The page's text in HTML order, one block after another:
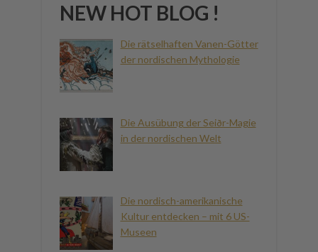
NEW HOT BLOG !
Die rätselhaften Vanen-Götter
der nordischen Mythologie
Die Ausübung der Seiðr-Magie
in der nordischen Welt
Die nordisch-amerikanische
Kultur entdecken – mit 6 US-
Museen